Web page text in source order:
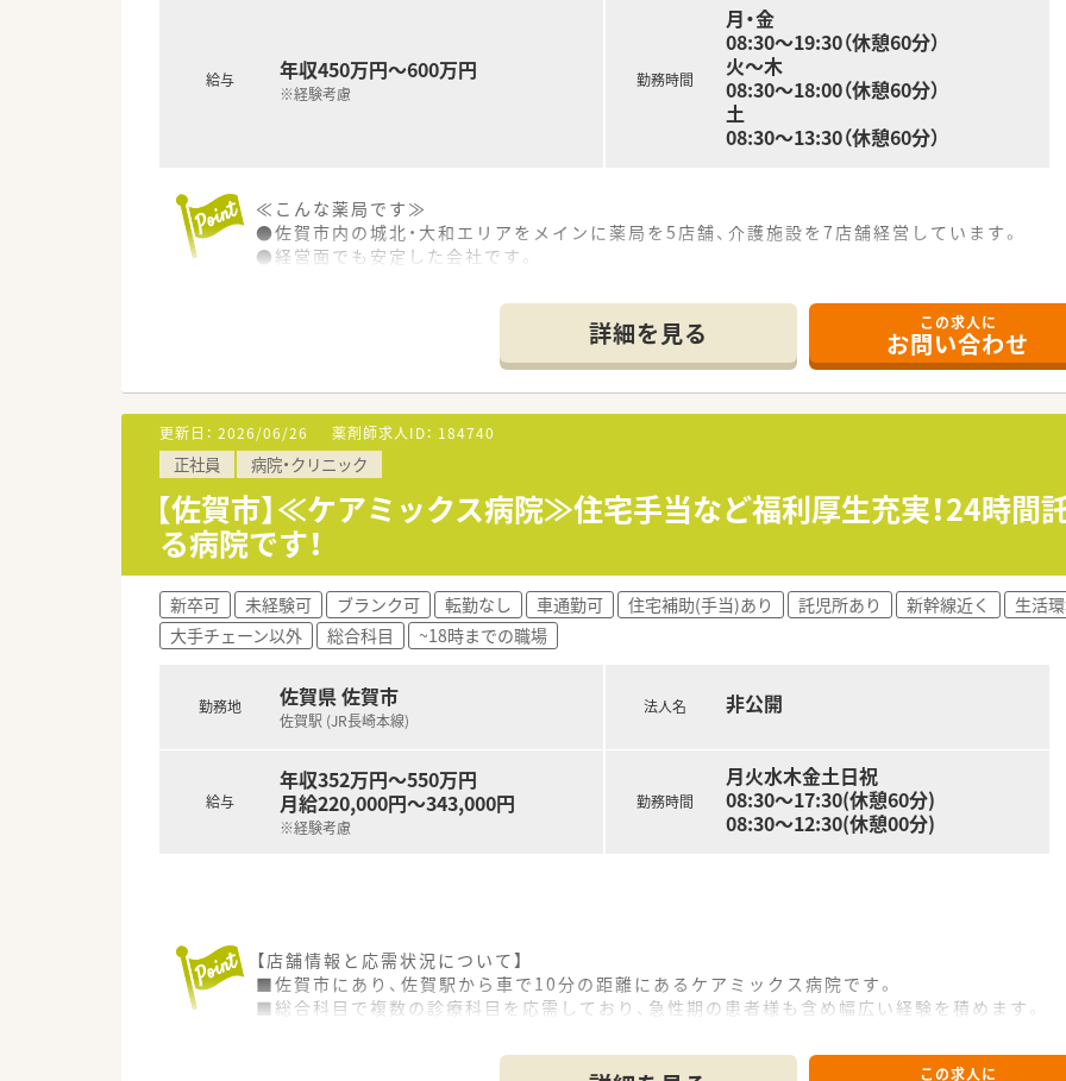
給与 年収450万円～600万円
※経験考慮
勤務時間
月・金
08:30〜19:30（休憩60分）
火〜木
08:30〜18:00（休憩60分）
土
08:30〜13:30（休憩60分）
≪こんな薬局です≫
●佐賀市内の城北・大和エリアをメインに薬局を5店舗、介護施設を7店舗経営しています。
●経営面でも安定した会社です。
●薬剤師10名、事務員9名が勤務しております。
●在宅に関しては自社の施設なため自分の意見が通りやすく、薬も選びやすく裁量があります
●当店舗では在宅に伴うドクターの往診同行もしており、在宅治療にも参加することが出来ま
詳細を見る この求人に
お問い合わせ
更新日： 2026/06/26 薬剤師求人ID： 184740
正社員 病院・クリニック
【佐賀市】≪ケアミックス病院≫住宅手当など福利厚生充実！24時間
る病院です！
新卒可 未経験可 ブランク可 転勤なし 車通勤可 住宅補助(手当)あり 託児所あり 新幹線近く
生活
大手チェーン以外
総合科目 ~18時までの職場
勤務地 佐賀県 佐賀市
佐賀駅 (JR長崎本線)
給与
年収352万円～550万円
月給220,000円～343,000円
※経験考慮
法人名 非公開
勤務時間
月火水木金土日祝
08:30～17:30(休憩60分)
08:30～12:30(休憩00分)
【店舗情報と応需状況について】
■佐賀市にあり、佐賀駅から車で10分の距離にあるケアミックス病院です。
■総合科目で複数の診療科目を応需しており、急性期の患者様も含め幅広い経験を積めます。
この求人に